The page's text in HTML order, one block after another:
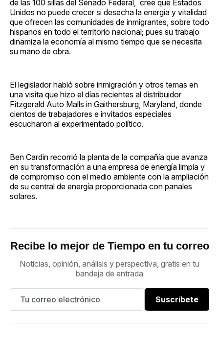
de las 100 sillas del Senado Federal, cree que Estados
Unidos no puede crecer si desecha la energía y vitalidad
que ofrecen las comunidades de inmigrantes, sobre todo
hispanos en todo el territorio nacional; pues su trabajo
dinamiza la economía al mismo tiempo que se necesita
su mano de obra.
El legislador habló sobre inmigración y otros temas en
una visita que hizo el días recientes al distribuidor
Fitzgerald Auto Malls in Gaithersburg, Maryland, donde
cientos de trabajadores e invitados especiales
escucharon al experimentado político.
Ben Cardin recorrió la planta de la compañía que avanza
en su transformación a una empresa de energía limpia y
de compromiso con el medio ambiente con la ampliación
de su central de energía proporcionada con panales
solares.
Recibe lo mejor de Tiempo en tu correo
Noticias, opinión, análisis y perspectiva, gratis en tu
bandeja de entrada
Suscríbete